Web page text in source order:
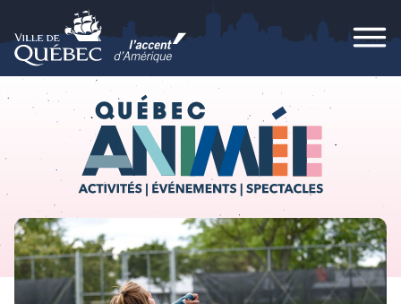
Passer au contenu
Ville de Québec